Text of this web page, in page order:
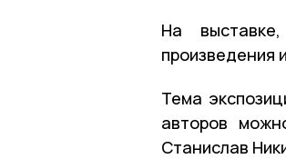
На
произведения
Тема
авторов
Станислав